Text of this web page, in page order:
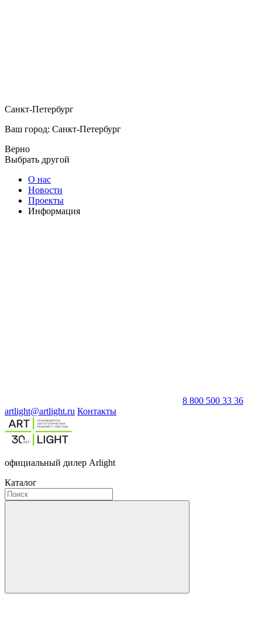
Санкт-Петербург
Ваш город: Санкт-Петербург
Верно
Выбрать другой
О нас
Новости
Проекты
Информация
8 800 500 33 36
artlight@artlight.ru Контакты
официальный дилер Arlight
Каталог